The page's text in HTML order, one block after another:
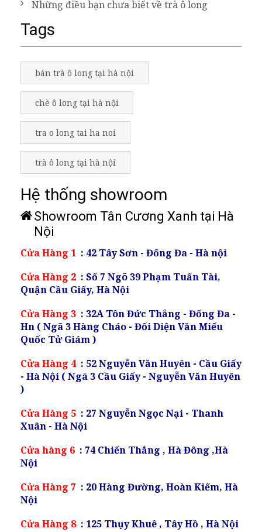
Những điều bạn chưa biết về trà ô long
Tags
bán trà ô long tại hà nội
chè ô long tại hà nội
tra o long tai ha noi
trà ô long tại hà nội
Hệ thống showroom
Showroom Tân Cương Xanh tại Hà
Nội
Cửa Hàng 1 : 42 Tây Sơn - Đống Đa - Hà nội
Cửa Hàng 2 : Số 7 Ngõ 39 Phạm Tuấn Tài,
Quận Cầu Giấy, Hà Nội
Cửa Hàng 3 : 32A Tôn Đức Thắng - Đống Đa -
Hn ( Ngã 3 Hàng Cháo - Đối Diện Văn Miếu
Quốc Tử Giám )
Cửa Hàng 4 : 52 Nguyễn Văn Huyên - Cầu Giấy
- Hà Nội ( Ngã 3 Cầu Giấy - Nguyễn Văn Huyên
)
Cửa Hàng 5 : 27 Nguyễn Ngọc Nại - Thanh
Xuân - Hà Nội
Cửa hàng 6 : 74 Chiến Thắng , Hà Đông ,Hà
Nội
Cửa Hàng 7 : 20 Hàng Đường, Hoàn Kiếm, Hà
Nội
Cửa Hàng 8 : 125 Thụy Khuê , Tây Hồ , Hà Nội